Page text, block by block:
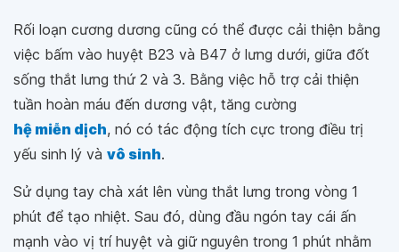
Rối loạn cương dương cũng có thể được cải thiện bằng
việc bấm vào huyệt B23 và B47 ở lưng dưới, giữa đốt
sống thắt lưng thứ 2 và 3. Bằng việc hỗ trợ cải thiện
tuần hoàn máu đến dương vật, tăng cường
hệ miễn dịch, nó có tác động tích cực trong điều trị
yếu sinh lý và vô sinh.
Sử dụng tay chà xát lên vùng thắt lưng trong vòng 1
phút để tạo nhiệt. Sau đó, dùng đầu ngón tay cái ấn
mạnh vào vị trí huyệt và giữ nguyên trong 1 phút nhằm